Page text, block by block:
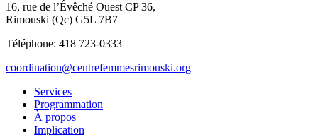
16, rue de l’Évêché Ouest CP 36,
Rimouski (Qc) G5L 7B7
Téléphone: 418 723-0333
coordination@centrefemmesrimouski.org
Services
Programmation
À propos
Implication